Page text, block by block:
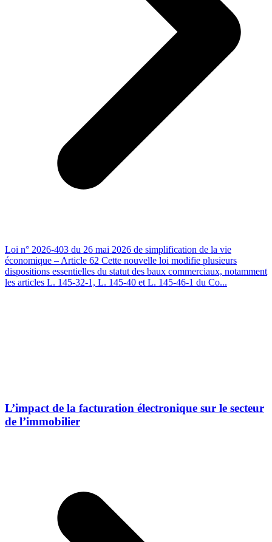
Loi n° 2026-403 du 26 mai 2026 de simplification de la vie
économique – Article 62 Cette nouvelle loi modifie plusieurs
dispositions essentielles du statut des baux commerciaux, notamment
les articles L. 145-32-1, L. 145-40 et L. 145-46-1 du Co...
L’impact de la facturation électronique sur le secteur
de l’immobilier